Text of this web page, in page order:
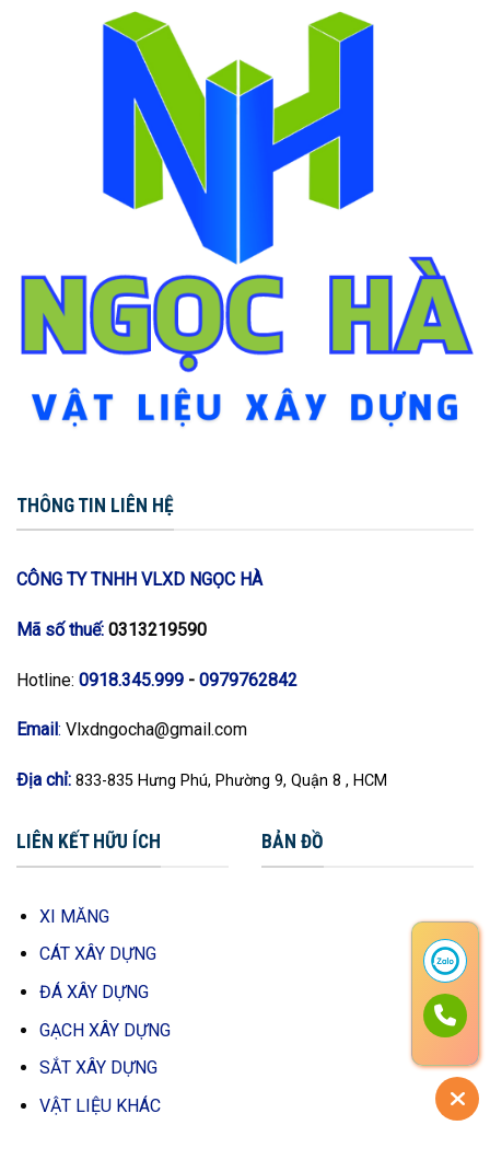
THÔNG TIN LIÊN HỆ
CÔNG TY TNHH VLXD NGỌC HÀ
Mã số thuế: 0313219590
Hotline: 0918.345.999 - 0979762842
Email : Vlxdngocha@gmail.com
Địa chỉ: 833-835 Hưng Phú, Phường 9, Quận 8 , HCM
LIÊN KẾT HỮU ÍCH
XI MĂNG
CÁT XÂY DỰNG
ĐÁ XÂY DỰNG
GẠCH XÂY DỰNG
SẮT XÂY DỰNG
VẬT LIỆU KHÁC
BẢN ĐỒ